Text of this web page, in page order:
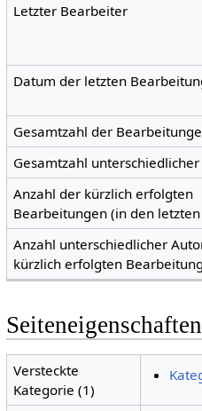
Letzter Bearbeiter
Datum der letzten
Gesamtzahl der
Gesamtzahl
Anzahl der kürzlich erfolgten
Bearbeitungen (in den letzten
Anzahl unterschiedlicher
kürzlich erfolgten
Seiteneigenschaften
Versteckte
Kategorie (1)